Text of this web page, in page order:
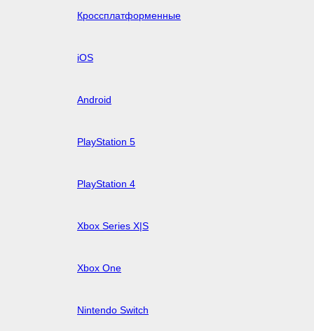
Кроссплатформенные
iOS
Android
PlayStation 5
PlayStation 4
Xbox Series X|S
Xbox One
Nintendo Switch